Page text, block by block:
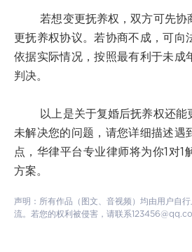
若想变更抚养权，双方可先协
更抚养权协议。若协商不成，可向
依据实际情况，按照最有利于未成
判决。
以上是关于复婚后抚养权还能
未解决您的问题，请您详细描述遇
点，华律平台专业律师将为你1对1
方案。
声明：所有作品（图文、音视频）均由用户自
流。若您的权利被侵害，请联系